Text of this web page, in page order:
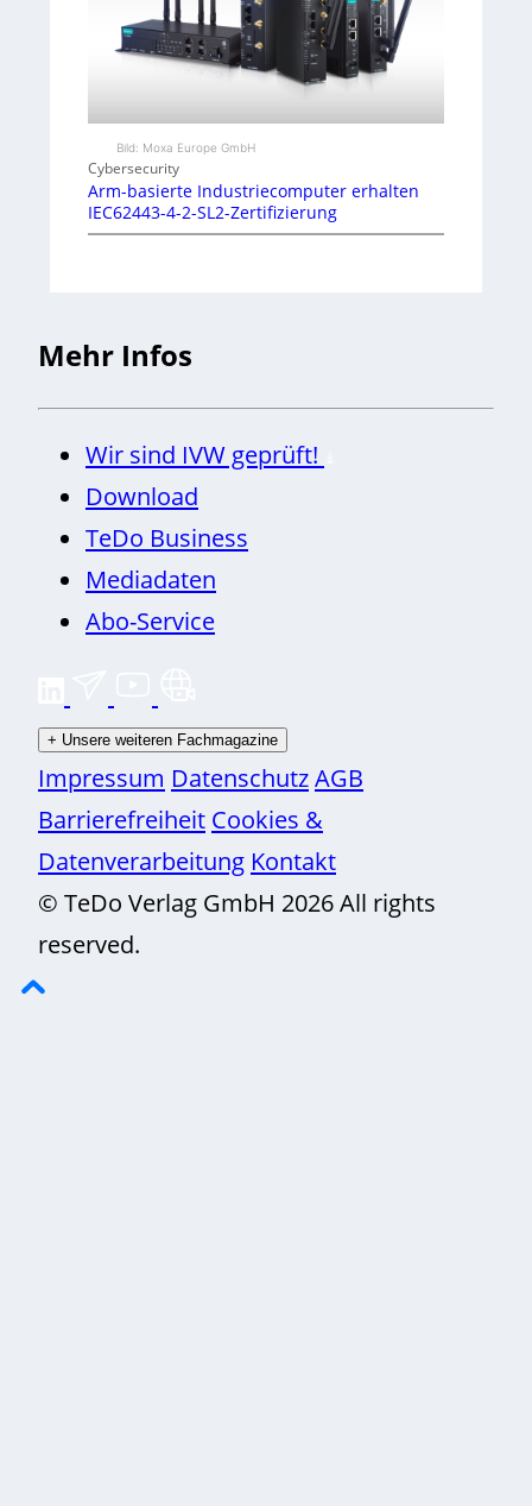
Bild: Moxa Europe GmbH
Cybersecurity
Arm-basierte Industriecomputer erhalten
IEC62443-4-2-SL2-Zertifizierung
Mehr Infos
Wir sind IVW geprüft!
Download
TeDo Business
Mediadaten
Abo-Service
+ Unsere weiteren Fachmagazine
Impressum DatenschutzAGB
Barrierefreiheit Cookies &
Datenverarbeitung Kontakt
© TeDo Verlag GmbH 2026 All rights
reserved.